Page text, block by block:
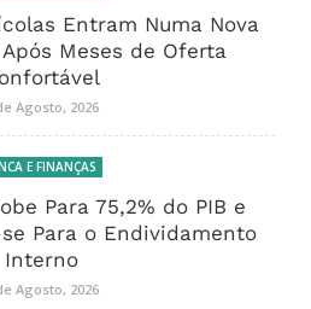
Entram Numa Nova
Meses de Oferta
Agosto, 2026
E FINANÇAS
Para 75,2% do PIB e
Para o Endividamento
Interno
Agosto, 2026